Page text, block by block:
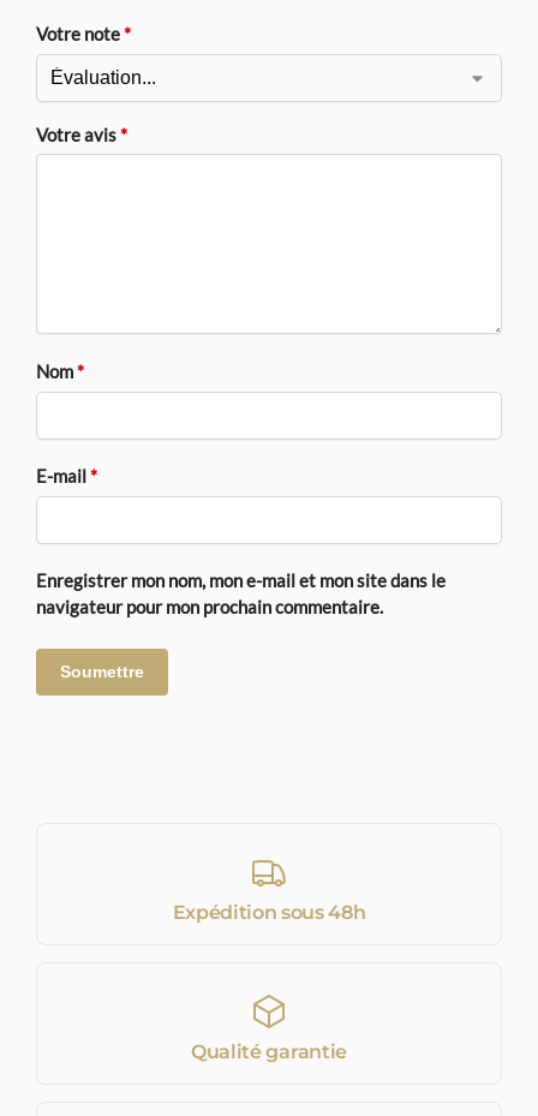
Votre note*
Votre avis*
Nom*
E-mail*
Enregistrer mon nom, mon e-mail et mon site dans le
navigateur pour mon prochain commentaire.
Expédition sous 48h
Qualité garantie